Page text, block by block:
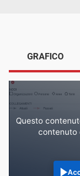
GRAFICO
Questo